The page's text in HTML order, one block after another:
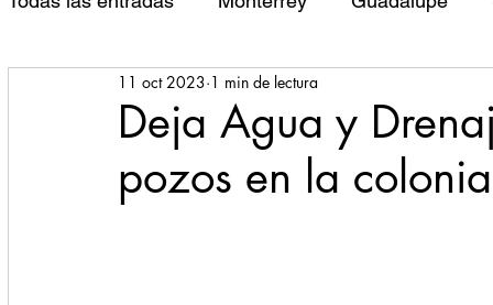
Santa Catarina San Pedro Garza Garcia
Espectaculos Clima Principal Salud
Deja Agua y
pozos en la
11 oct 2023 1 min de lectura